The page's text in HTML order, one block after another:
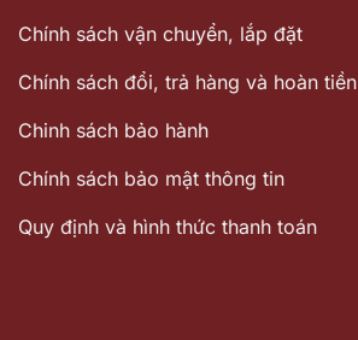
Chính sách vận chuyển, lắp đặt
Chính sách đổi, trả hàng và hoàn tiền
Chinh sách bảo hành
Chính sách bảo mật thông tin
Quy định và hình thức thanh toán